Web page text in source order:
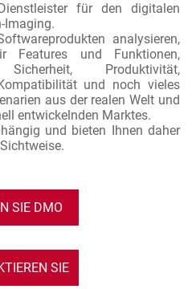
für den digitalen
Imaging.
analysieren,
Features und Funktionen,
Sicherheit, Produktivität,
und noch vieles
aus der realen Welt und
entwickelnden Marktes.
und bieten Ihnen daher
SIE DMO
SIE